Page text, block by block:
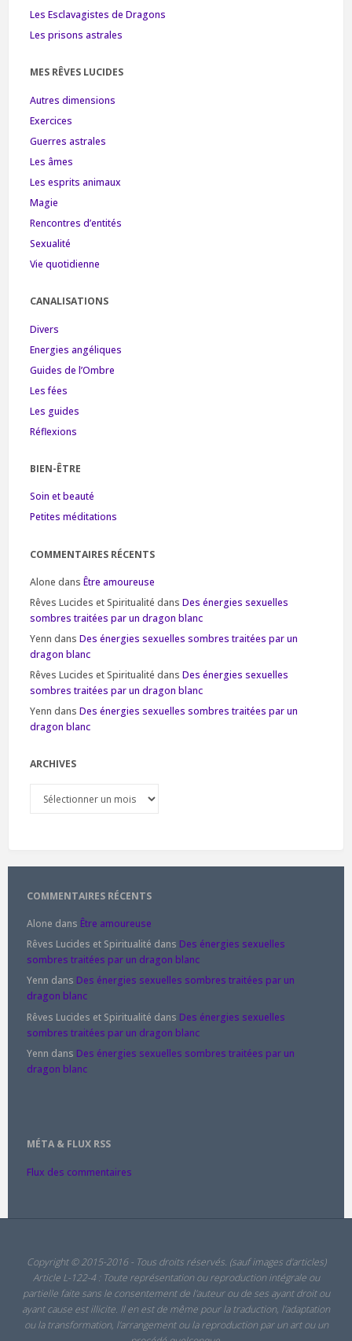
Les Esclavagistes de Dragons
Les prisons astrales
MES RÊVES LUCIDES
Autres dimensions
Exercices
Guerres astrales
Les âmes
Les esprits animaux
Magie
Rencontres d’entités
Sexualité
Vie quotidienne
CANALISATIONS
Divers
Energies angéliques
Guides de l’Ombre
Les fées
Les guides
Réflexions
BIEN-ÊTRE
Soin et beauté
Petites méditations
COMMENTAIRES RÉCENTS
Alone dans Être amoureuse
Rêves Lucides et Spiritualité dans Des énergies sexuelles
sombres traitées par un dragon blanc
Yenn dans Des énergies sexuelles sombres traitées par un
dragon blanc
Rêves Lucides et Spiritualité dans Des énergies sexuelles
sombres traitées par un dragon blanc
Yenn dans Des énergies sexuelles sombres traitées par un
dragon blanc
ARCHIVES
COMMENTAIRES RÉCENTS
Alone dans Être amoureuse
Rêves Lucides et Spiritualité dans Des énergies sexuelles
sombres traitées par un dragon blanc
Yenn dans Des énergies sexuelles sombres traitées par un
dragon blanc
Rêves Lucides et Spiritualité dans Des énergies sexuelles
sombres traitées par un dragon blanc
Yenn dans Des énergies sexuelles sombres traitées par un
dragon blanc
MÉTA & FLUX RSS
Flux des commentaires
Copyright © 2015-2016 - Tous droits réservés. (sauf images d'articles)
Article L-122-4 : Toute représentation ou reproduction intégrale ou
partielle faite sans le consentement de l'auteur ou de ses ayant droit ou
ayant cause est illicite. Il en est de même pour la traduction, l'adaptation
ou la transformation, l'arrangement ou la reproduction par un art ou un